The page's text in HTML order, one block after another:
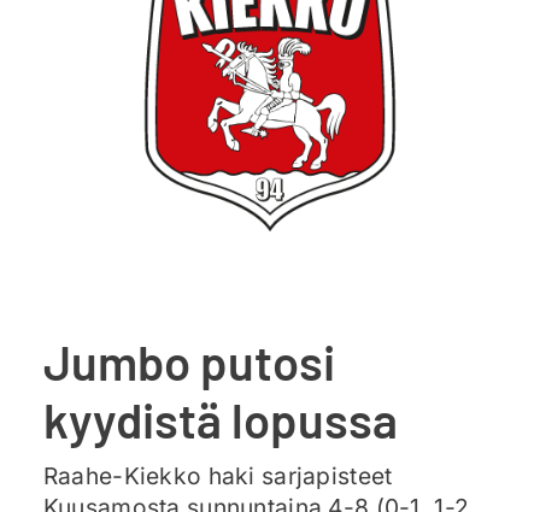
Ajankohtaista
Jumbo putosi
kyydistä lopussa
Raahe-Kiekko haki sarjapisteet